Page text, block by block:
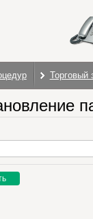
Торговый